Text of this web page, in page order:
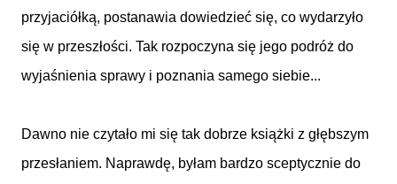
przyjaciółką, postanawia dowiedzieć się, co wydarzyło
się w przeszłości. Tak rozpoczyna się jego podróż do
wyjaśnienia sprawy i poznania samego siebie...
Dawno nie czytało mi się tak dobrze książki z głębszym
przesłaniem. Naprawdę, byłam bardzo sceptycznie do